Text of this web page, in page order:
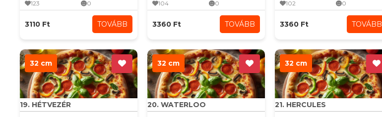
123 0
3110 Ft TOVÁBB
104 0
3360 Ft TOVÁBB
102 0
3360 Ft TOVÁBB
32 cm
19. HÉTVEZÉR
32 cm
20. WATERLOO
32 cm
21. HERCULES